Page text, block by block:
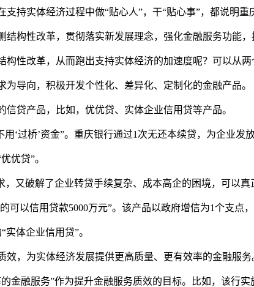
持实体经济过程中做“贴心人”，干“贴心事”，都说明重
结构性改革，贯彻落实新发展理念，强化金融服务功能
性改革，从而跑出支持实体经济的加速度呢？可以从两
导向，积极开发个性化、差异化、定制化的金融产品。
贷产品，比如，优优贷、实体企业信用贷等产品。
‘过桥’资金”。重庆银行通过1次无还本续贷，为企业
优贷”。
，又破解了企业转贷手续复杂、成本高企的困境，可以
可以信用贷款5000万元”。该产品以政府增信为1个支
体企业信用贷”。
，为实体经济发展提供更高质量、更有效率的金融服务
金融服务”作为提升金融服务质效的目标。比如，该行实